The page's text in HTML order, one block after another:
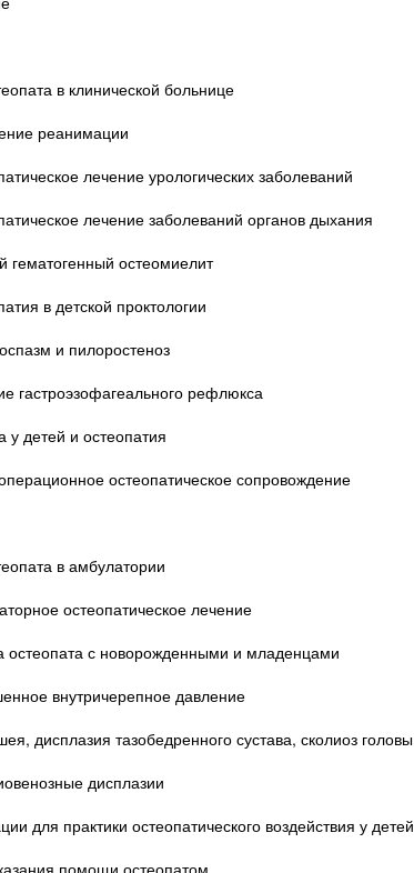
в клинической больнице
реанимации
лечение урологических заболеваний
лечение заболеваний органов дыхания
гематогенный остеомиелит
в детской проктологии
и пилоростеноз
гастроэзофагеального рефлюкса
у детей и остеопатия
остеопатическое сопровождение
в амбулатории
остеопатическое лечение
остеопата с новорожденными и младенцами
внутричерепное давление
дисплазия тазобедренного сустава, сколиоз головы
дисплазии
для практики остеопатического воздействия у детей
помощи остеопатом